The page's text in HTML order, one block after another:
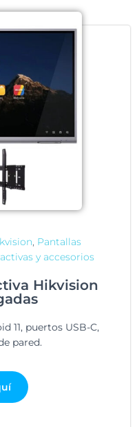
Pantallas
y accesorios
Hikvision
11, puertos USB-C,
pared.